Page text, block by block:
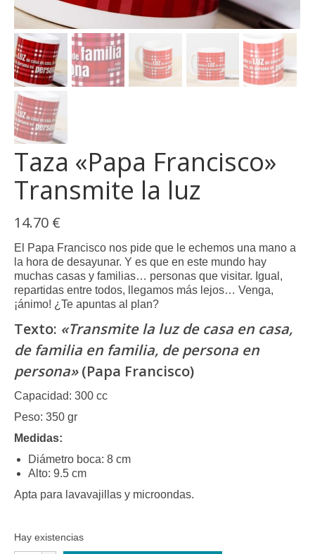
Taza «Papa Francisco»
Transmite la luz
14.70 €
El Papa Francisco nos pide que le echemos una mano a
la hora de desayunar. Y es que en este mundo hay
muchas casas y familias… personas que visitar. Igual,
repartidas entre todos, llegamos más lejos… Venga,
¡ánimo! ¿Te apuntas al plan?
Texto: «Transmite la luz de casa en casa,
de familia en familia, de persona en
persona»(Papa Francisco)
Capacidad: 300 cc
Peso: 350 gr
Medidas:
Diámetro boca: 8 cm
Alto: 9.5 cm
Apta para lavavajillas y microondas.
Hay existencias